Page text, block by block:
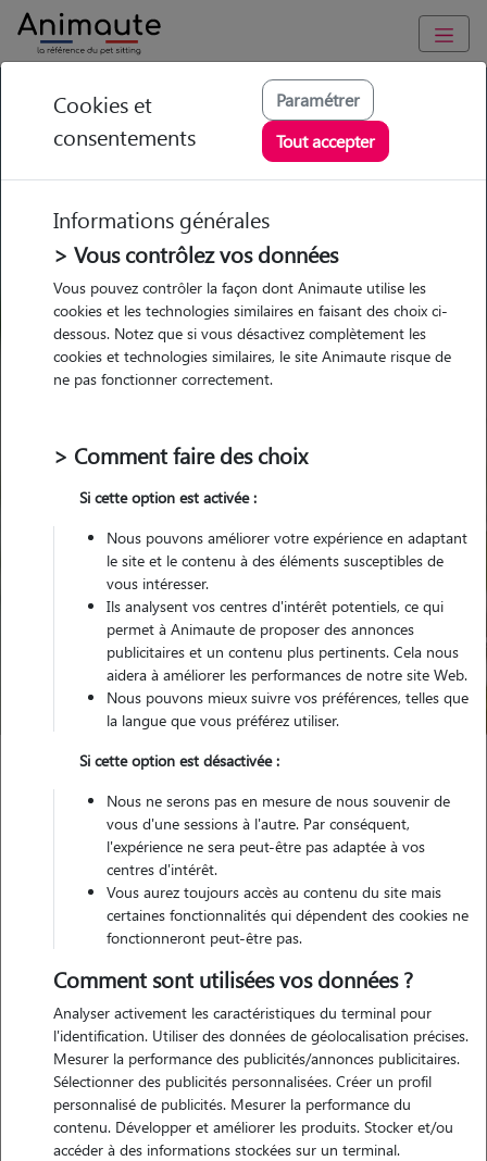
GARDE ANIMAUX à Dompierre-Becquincourt : Garde chien et
chat en famille ou à domicile, visites et promenades
Trouvez une garde animaux à
Dompierre-Becquincourt
Parmi nos pet-sitters à
Dompierre-Becquincourt
Pour quel animal ?
Trouver mon Pet Sitter
Dompierre-Becquincourt
Des souvenirs de garde inoubliables à
Dompierre-Becquincourt (80980)
Retrouvez tous les souvenirs déposés par les pet sitters ayant gardé
des animaux à Dompierre-Becquincourt.
Cookies et
consentements
Paramétrer
Tout accepter
Informations générales
> Vous contrôlez vos données
Vous pouvez contrôler la façon dont Animaute utilise les
cookies et les technologies similaires en faisant des choix ci-
dessous. Notez que si vous désactivez complètement les
cookies et technologies similaires, le site Animaute risque de
ne pas fonctionner correctement.
> Comment faire des choix
Si cette option est activée :
Nous pouvons améliorer votre expérience en adaptant
le site et le contenu à des éléments susceptibles de
vous intéresser.
Ils analysent vos centres d'intérêt potentiels, ce qui
permet à Animaute de proposer des annonces
publicitaires et un contenu plus pertinents. Cela nous
aidera à améliorer les performances de notre site Web.
Nous pouvons mieux suivre vos préférences, telles que
la langue que vous préférez utiliser.
Si cette option est désactivée :
Nous ne serons pas en mesure de nous souvenir de
vous d'une sessions à l'autre. Par conséquent,
l'expérience ne sera peut-être pas adaptée à vos
centres d'intérêt.
Vous aurez toujours accès au contenu du site mais
certaines fonctionnalités qui dépendent des cookies ne
fonctionneront peut-être pas.
Comment sont utilisées vos données ?
Analyser activement les caractéristiques du terminal pour
l'identification. Utiliser des données de géolocalisation précises.
Mesurer la performance des publicités/annonces publicitaires.
Sélectionner des publicités personnalisées. Créer un profil
personnalisé de publicités. Mesurer la performance du
contenu. Développer et améliorer les produits. Stocker et/ou
accéder à des informations stockées sur un terminal.